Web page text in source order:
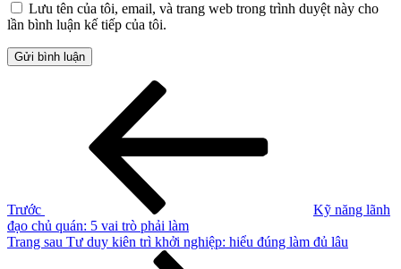
Lưu tên của tôi, email, và trang web trong trình duyệt này cho
lần bình luận kế tiếp của tôi.
Trước
Kỹ năng lãnh
đạo chủ quán: 5 vai trò phải làm
Bài
Trang sau Tư duy kiên trì khởi nghiệp: hiểu đúng làm đủ lâu